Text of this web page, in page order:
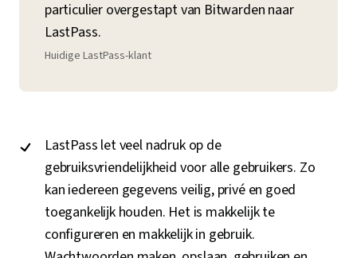
particulier overgestapt van Bitwarden naar
LastPass.
Huidige LastPass-klant
LastPass let veel nadruk op de
gebruiksvriendelijkheid voor alle gebruikers. Zo
kan iedereen gegevens veilig, privé en goed
toegankelijk houden. Het is makkelijk te
configureren en makkelijk in gebruik.